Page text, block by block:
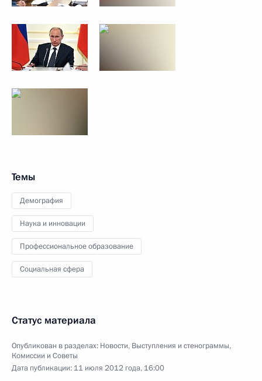
Темы
Демография
Наука и инновации
Профессиональное образование
Социальная сфера
Статус материала
Опубликован в разделах: Новости, Выступления и стенограммы,
Комиссии и Советы
Дата публикации: 11 июля 2012 года, 16:00